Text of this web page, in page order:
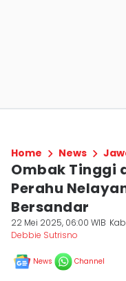
Home News
Ombak Tinggi
Perahu
Bersandar
22 Mei 2025, 06:00 WIB
Debbie Sutrisno
News Channel